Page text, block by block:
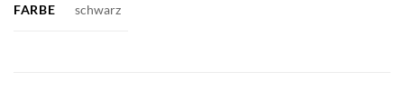
FARBE schwarz